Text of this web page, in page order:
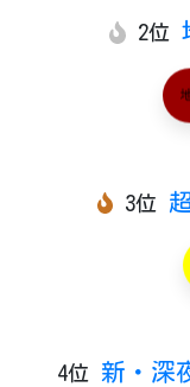
2位
3位
4位 新・深